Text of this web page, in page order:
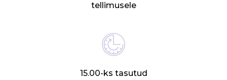
tellimusele
15.00-ks tasutud